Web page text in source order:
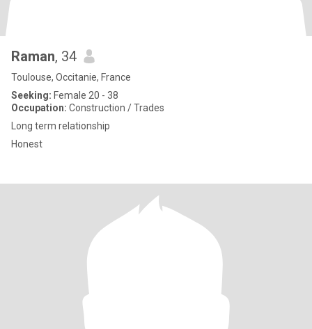
Raman, 34
Toulouse, Occitanie, France
Seeking: Female 20 - 38
Occupation: Construction / Trades
Long term relationship
Honest